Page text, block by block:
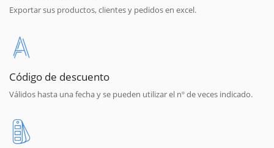
Exportar sus productos, clientes y pedidos en excel.
Código de descuento
Válidos hasta una fecha y se pueden utilizar el nº de veces indicado.